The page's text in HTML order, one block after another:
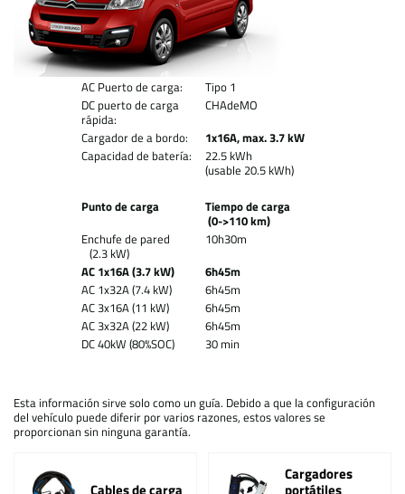
AC Puerto de carga:
Tipo 1
DC puerto de carga
rápida:
CHAdeMO
Cargador de a bordo:
1x16A, max. 3.7 kW
Capacidad de batería:
22.5 kWh
(usable 20.5 kWh)
Punto de carga
Tiempo de carga
(0->110 km)
Enchufe de pared
(2.3 kW)
10h30m
AC 1x16A (3.7 kW)
6h45m
AC 1x32A (7.4 kW)
6h45m
AC 3x16A (11 kW)
6h45m
AC 3x32A (22 kW)
6h45m
DC 40kW (80%SOC)
30 min
Esta información sirve solo como un guía. Debido a que la configuración
del vehículo puede diferir por varios razones, estos valores se
proporcionan sin ninguna garantía.
Cargadores